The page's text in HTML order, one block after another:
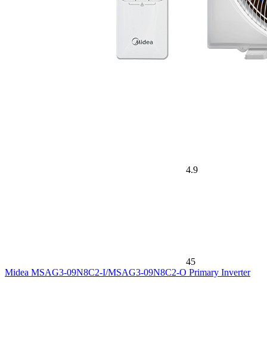
4.9
45
Midea MSAG3-09N8C2-I/MSAG3-09N8C2-O Primary Inverter